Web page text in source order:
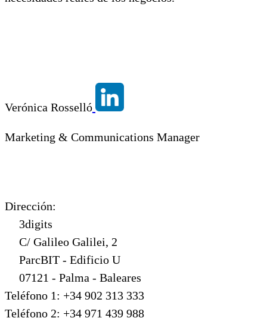
Verónica Rosselló
Marketing & Communications Manager
Dirección:
3digits
C/ Galileo Galilei, 2
ParcBIT - Edificio U
07121 - Palma - Baleares
Teléfono 1: +34 902 313 333
Teléfono 2: +34 971 439 988